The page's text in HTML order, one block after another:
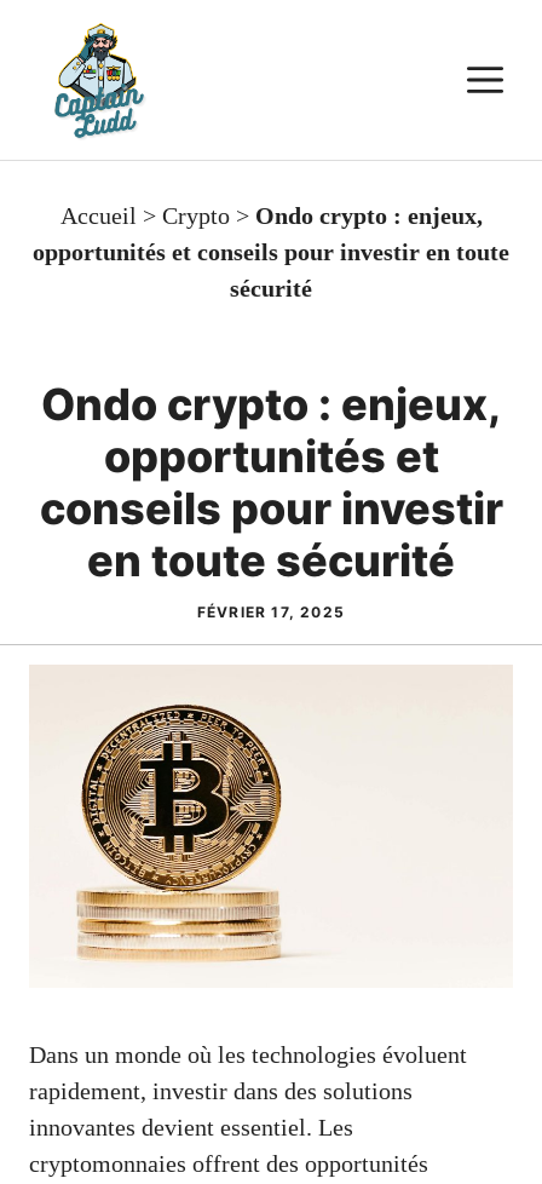
contenu
Accueil > Crypto> Ondo crypto : enjeux,
opportunités et conseils pour investir en toute
sécurité
Ondo crypto : enjeux,
opportunités et
conseils pour investir
en toute sécurité
FÉVRIER 17, 2025
Dans un monde où les technologies évoluent
rapidement, investir dans des solutions
innovantes devient essentiel. Les
cryptomonnaies offrent des opportunités